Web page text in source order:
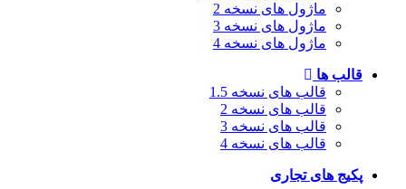
ماژول های نسخه 2
ماژول های نسخه 3
ماژول های نسخه 4
قالب ها
قالب های نسخه 1.5
قالب های نسخه 2
قالب های نسخه 3
قالب های نسخه 4
پکیج های تجاری